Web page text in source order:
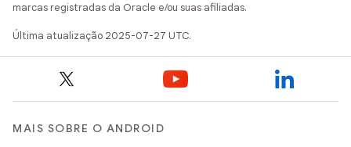
marcas registradas da Oracle e/ou suas afiliadas.
Última atualização 2025-07-27 UTC.
MAIS SOBRE O ANDROID